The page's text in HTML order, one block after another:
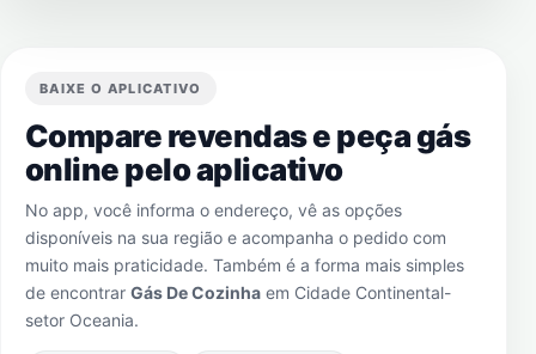
BAIXE O APLICATIVO
Compare revendas e peça gás
online pelo aplicativo
No app, você informa o endereço, vê as opções
disponíveis na sua região e acompanha o pedido com
muito mais praticidade. Também é a forma mais simples
de encontrar Gás De Cozinha em Cidade Continental-
setor Oceania.